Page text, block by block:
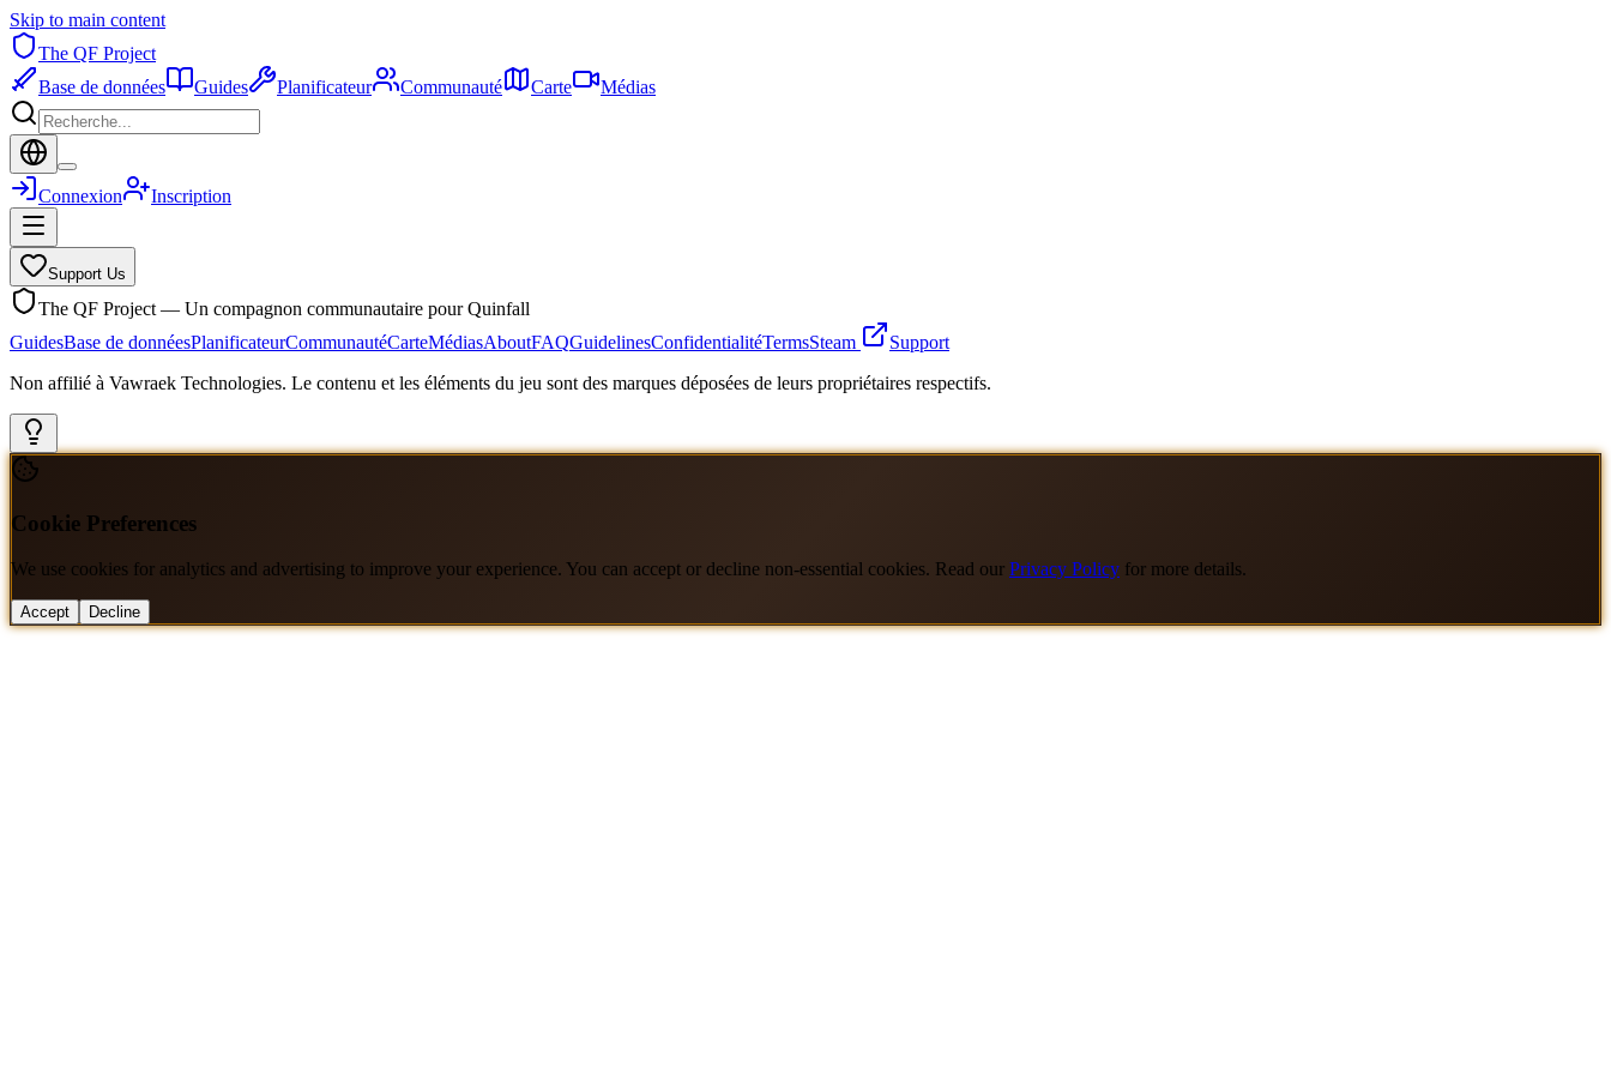
Skip to main content
The QF Project
Base de données
Guides Planificateur Communauté Carte Médias
Connexion Inscription
Support Us
The QF Project — Un compagnon communautaire pour Quinfall
GuidesBase de donnéesPlanificateurCommunautéCarteMédiasAboutFAQGuidelinesConfidentialitéTermsSteam
Support
Non affilié à Vawraek Technologies. Le contenu et les éléments du jeu sont des marques déposées de leurs propriétaires respectifs.
Cookie Preferences
We use cookies for analytics and advertising to improve your experience. You can accept or decline non-essential cookies. Read our Privacy Policy for more details.
Accept Decline